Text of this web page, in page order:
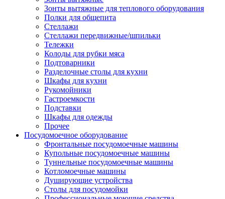
Зонты вытяжные для теплового оборудования
Полки для общепита
Стеллажи
Стеллажи передвижные/шпильки
Тележки
Колоды для рубки мяса
Подтоварники
Разделочные столы для кухни
Шкафы для кухни
Рукомойники
Гастроемкости
Подставки
Шкафы для одежды
Прочее
Посудомоечное оборудование
Фронтальные посудомоечные машины
Купольные посудомоечные машины
Туннельные посудомоечные машины
Котломоечные машины
Душирующие устройства
Столы для посудомойки